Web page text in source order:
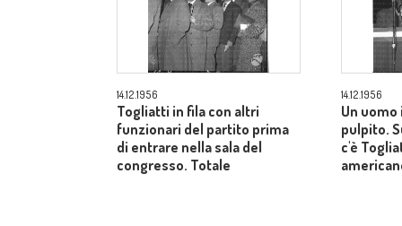
14.12.1956
Togliatti in fila con altri
funzionari del partito prima
di entrare nella sala del
congresso. Totale
14.12.1956
Un
pulpito.
c'è